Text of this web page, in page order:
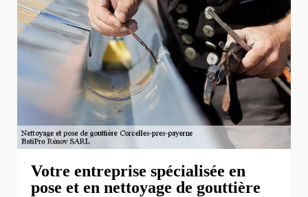
Votre entreprise spécialisée en
pose et en nettoyage de gouttière